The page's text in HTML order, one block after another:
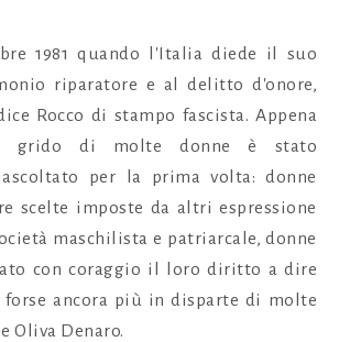
1981 quando l'Italia diede il suo
riparatore e al delitto d'onore,
Rocco di stampo fascista. Appena
di molte donne è stato
per la prima volta: donne
scelte imposte da altri espressione
maschilista e patriarcale, donne
con coraggio il loro diritto a dire
forse ancora più in disparte di molte
Oliva Denaro.